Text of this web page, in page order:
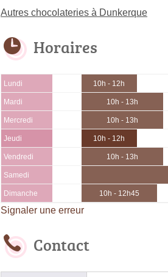
Autres chocolateries à Dunkerque
Horaires
Lundi 10h - 12h
Mardi 10h - 13h
Mercredi 10h - 13h
Jeudi 10h - 12h
Vendredi 10h - 13h
Samedi
Dimanche 10h - 12h45
Signaler une erreur
Contact